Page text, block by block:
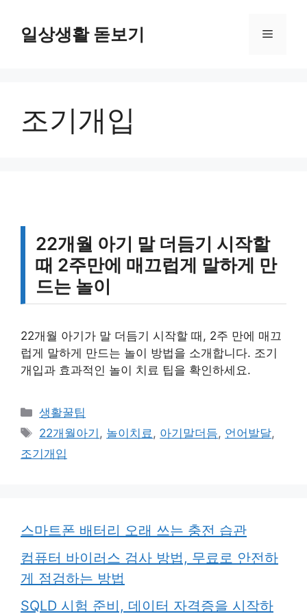
일상생활 돋보기 메
조기개입
22개월 아기 말 더듬기 시작할
때 2주만에 매끄럽게 말하게 만
드는 놀이
22개월 아기가 말 더듬기 시작할 때, 2주 만에 매끄
럽게 말하게 만드는 놀이 방법을 소개합니다. 조기
개입과 효과적인 놀이 치료 팁을 확인하세요.
카
테
리
생활꿀팁
태
그
22개월아기 , 놀이치료, 아기말더듬, 언어발달,
조기개입
스마트폰 배터리 오래 쓰는 충전 습관
컴퓨터 바이러스 검사 방법, 무료로 안전하
게 점검하는 방법
SQLD 시험 준비, 데이터 자격증을 시작하